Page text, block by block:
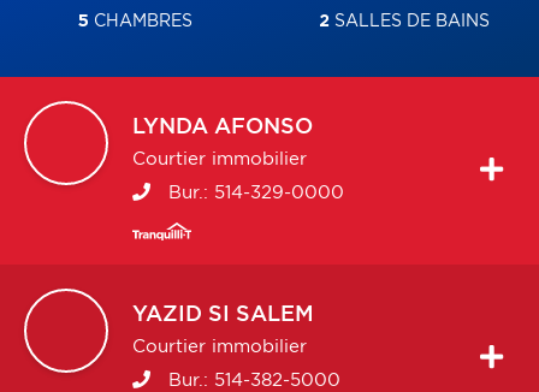
5 CHAMBRES 2 SALLES DE BAINS
LYNDA AFONSO
Courtier immobilier
Bur.: 514-329-0000
YAZID SI SALEM
Courtier immobilier
Bur.: 514-382-5000